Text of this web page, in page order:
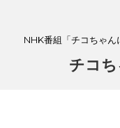
NHK番組「チコちゃん
チコち